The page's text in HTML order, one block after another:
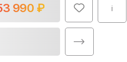
990 ₽ i